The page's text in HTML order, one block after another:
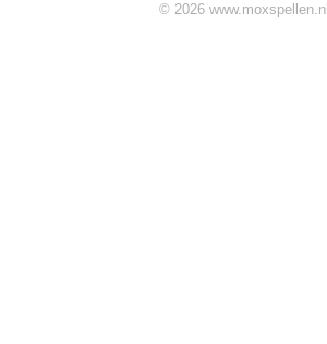
© 2026 www.moxspellen.nl